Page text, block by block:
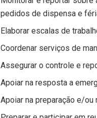
pedidos de dispensa e
Elaborar escalas de
Coordenar serviços de
Assegurar o controle e
Apoiar na resposta a
Apoiar na preparação e/